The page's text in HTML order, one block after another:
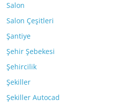
Salon
Salon Çeşitleri
Şantiye
Şehir Şebekesi
Şehircilik
Şekiller
Şekiller Autocad